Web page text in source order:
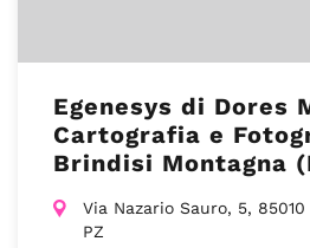
Egenesys di Dores
Cartografia e
Brindisi Montagna
Via Nazario Sauro, 5,
PZ